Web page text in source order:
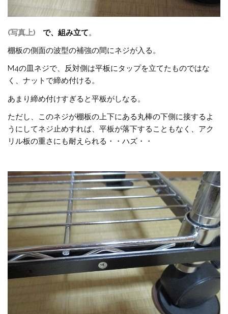
(写真上) で、組み立て。
棚板の側面の波型の補強の間にネジが入る。
M4の皿ネジで、反対側は平板にタップを立てたものではな
く、ナットで締め付ける。
あまり締め付けすぎると平板がしなる。
ただし、このネジが棚板の上下にある丸棒の下側に接するよ
うにしてネジ止めすれば、平板が落下することもなく、アク
リル板の重さにも耐えられる・・ハズ・・